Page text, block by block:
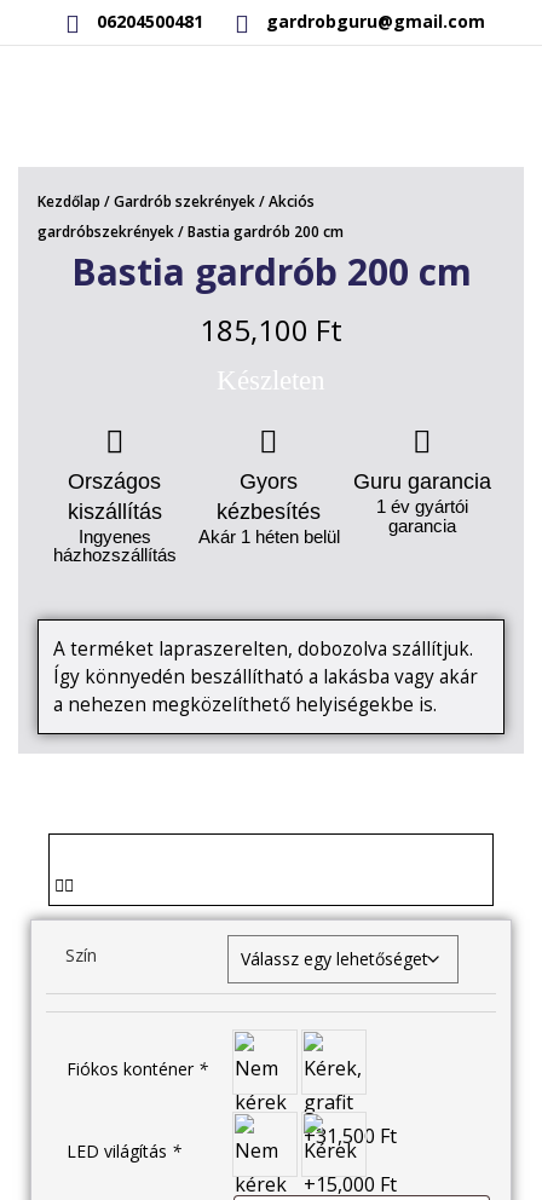
06204500481 gardrobguru@gmail.com
RAKTÁRON LÉVŐ TERMÉKEK
SAJÁT GYÁRTÁSÚ TERMÉKEK
KAPCSOLAT
Kezdőlap /Gardrób szekrények/Akciós
gardróbszekrények/ Bastia gardrób 200 cm
Bastia gardrób 200 cm
185,100 Ft
Készleten
Országos
kiszállítás
Ingyenes
házhozszállítás
Gyors
kézbesítés
Akár 1 héten belül
Guru garancia
1 év gyártói
garancia
A terméket lapraszerelten, dobozolva szállítjuk.
Így könnyedén beszállítható a lakásba vagy akár
a nehezen megközelíthető helyiségekbe is.
Szín
Fiókos konténer *
LED világítás *